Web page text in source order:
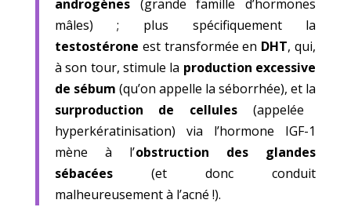
androgènes(grande famille d’hormones
mâles) ; plus spécifiquement la
testostérone est transformée en DHT, qui,
à son tour, stimule la production excessive
de sébum (qu’on appelle la séborrhée), et la
surproduction de cellules (appelée
hyperkératinisation) via l’hormone IGF-1
mène à l’obstruction des glandes
sébacées(et donc conduit
malheureusement à l’acné !).